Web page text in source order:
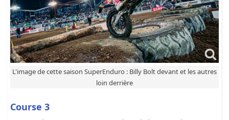
L'image de cette saison SuperEnduro : Billy Bolt devant et les autres
loin derrière
Course 3